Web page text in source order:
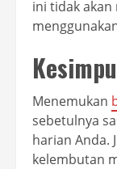
ini tidak
Menemukan
sebetulnya
harian Anda.
kelembutan